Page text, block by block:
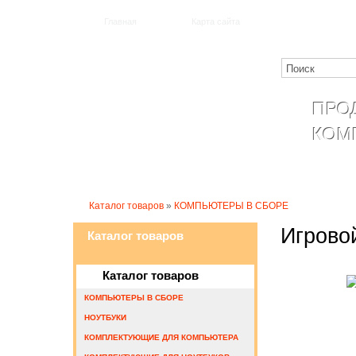
Каталог товаров » КОМПЬЮТЕРЫ В СБОРЕ
Каталог товаров
Каталог товаров
КОМПЬЮТЕРЫ В СБОРЕ
НОУТБУКИ
КОМПЛЕКТУЮЩИЕ ДЛЯ КОМПЬЮТЕРА